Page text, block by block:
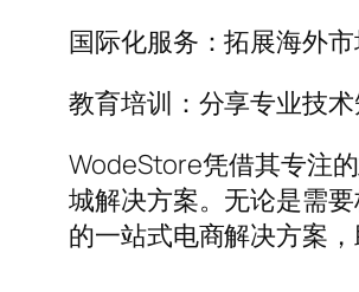
国际化服务：拓展海外
教育培训：分享专业技
WodeStore凭借其专注
城解决方案。无论是需
的一站式电商解决方案